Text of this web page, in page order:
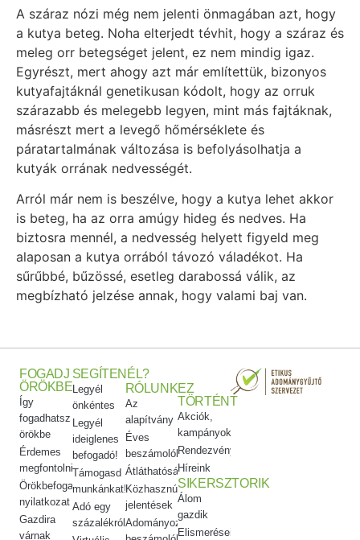
A száraz nózi még nem jelenti önmagában azt, hogy
a kutya beteg. Noha elterjedt tévhit, hogy a száraz és
meleg orr betegséget jelent, ez nem mindig igaz.
Egyrészt, mert ahogy azt már említettük, bizonyos
kutyafajtáknál genetikusan kódolt, hogy az orruk
szárazabb és melegebb legyen, mint más fajtáknak,
másrészt mert a levegő hőmérséklete és
páratartalmának változása is befolyásolhatja a
kutyák orrának nedvességét.
Arról már nem is beszélve, hogy a kutya lehet akkor
is beteg, ha az orra amúgy hideg és nedves. Ha
biztosra mennél, a nedvesség helyett figyeld meg
alaposan a kutya orrából távozó váladékot. Ha
sűrűbbé, bűzössé, esetleg darabossá válik, az
megbízható jelzése annak, hogy valami baj van.
FOGADJ
ÖRÖKBE
Így
fogadhatsz
örökbe
Érdemes
megfontolni
Örökbefogadói
nyilatkozat
Gazdira
várnak
SEGÍTENÉL?
Legyél
önkéntes
Legyél
ideiglenes
befogadó!
Támogasd
munkánkat!
Adó egy
százalékról
RÓLUNK
Az
alapítvány
Éves
beszámolók
Átláthatóság
Közhasznúsági
jelentések
Adományozási
EZ
TÖRTÉNT
Akciók,
kampányok
Rendezvényeink
Híreink
SIKERSZTORIK
Álom
gazdik
Elismeréseink